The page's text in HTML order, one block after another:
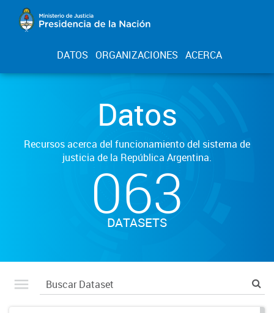
DATOS ORGANIZACIONES ACERCA
Datos
Recursos acerca del funcionamiento del sistema de
justicia de la República Argentina.
063
DATASETS